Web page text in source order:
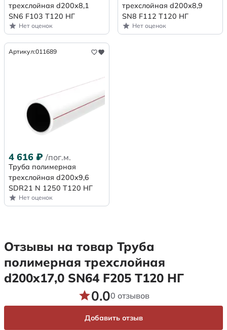
трехслойная d200х8,1
SN6 F103 Т120 НГ
Нет оценок
трехслойная d200х8,9
SN8 F112 Т120 НГ
Нет оценок
Артикул:011689
4 616 ₽ /пог.м.
Труба полимерная
трехслойная d200x9,6
SDR21 N 1250 Т120 НГ
Нет оценок
Отзывы на товар Труба
полимерная трехслойная
d200х17,0 SN64 F205 Т120 НГ
0.00 отзывов
Добавить отзыв